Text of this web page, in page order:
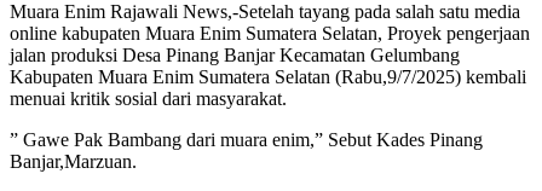
Muara Enim Rajawali News,-Setelah tayang pada salah satu media
online kabupaten Muara Enim Sumatera Selatan, Proyek pengerjaan
jalan produksi Desa Pinang Banjar Kecamatan Gelumbang
Kabupaten Muara Enim Sumatera Selatan (Rabu,9/7/2025) kembali
menuai kritik sosial dari masyarakat.
” Gawe Pak Bambang dari muara enim,” Sebut Kades Pinang
Banjar,Marzuan.